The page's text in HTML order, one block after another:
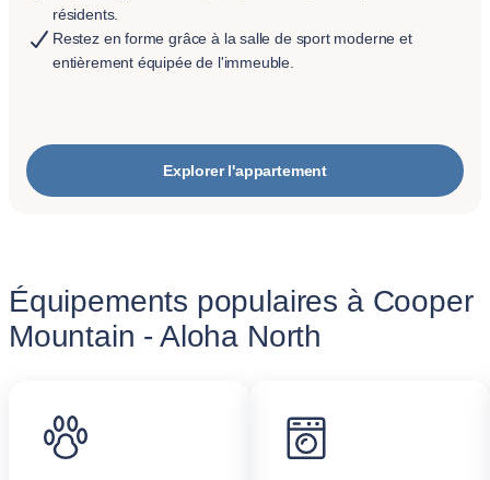
résidents.
Restez en forme grâce à la salle de sport moderne et
entièrement équipée de l'immeuble.
Explorer l'appartement
Équipements populaires à Cooper
Mountain - Aloha North